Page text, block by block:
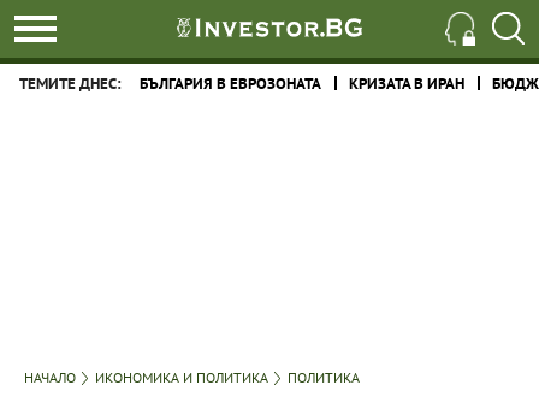
ТЕМИТЕ ДНЕС: БЪЛГАРИЯ В ЕВРОЗОНАТА КРИЗАТА В ИРАН
НАЧАЛО ИКОНОМИКА И ПОЛИТИКА ПОЛИТИКА